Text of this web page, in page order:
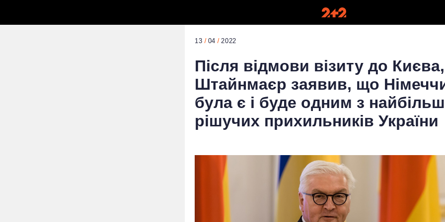
13 04 2022
Після відмови візиту до Києва,
Штайнмаєр заявив, що
була є і буде одним з найбільш
рішучих прихильників України